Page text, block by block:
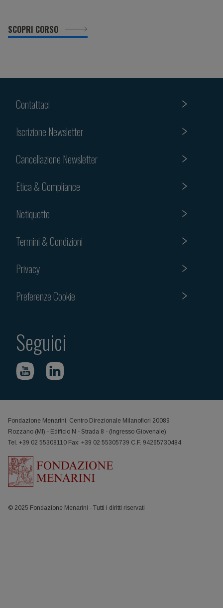
SCOPRI CORSO
Contattaci
Iscrizione Newsletter
Cancellazione Newsletter
Etica & Compliance
Netiquette
Termini & Condizioni
Privacy
Preferenze Cookie
Seguici
Fondazione Menarini, Centro Direzionale Milanofiori 20089
Rozzano (MI) - Edificio N - Strada 8 - (Ingresso Giovenale)
Tel. +39 02 55308110 Fax: +39 02 55305739 C.F. 94265730484
© 2025 Fondazione Menarini - Tutti i diritti riservati